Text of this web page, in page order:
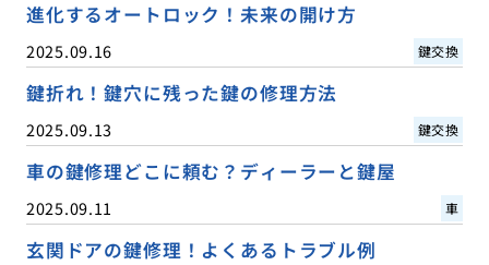
進化するオートロック！未来の開け方
2025.09.16 鍵交換
鍵折れ！鍵穴に残った鍵の修理方法
2025.09.13 鍵交換
車の鍵修理どこに頼む？ディーラーと鍵屋
2025.09.11 車
玄関ドアの鍵修理！よくあるトラブル例